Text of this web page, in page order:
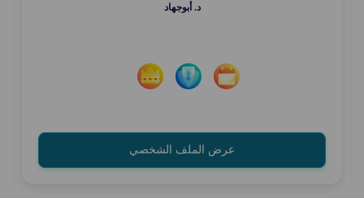
د. أبوجهاد
عرض الملف الشخصي